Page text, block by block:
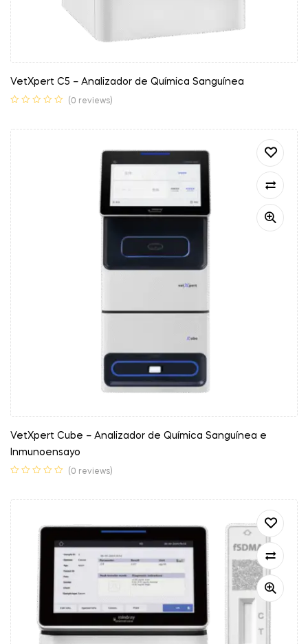
VetXpert C5 – Analizador de Química Sanguínea
(0 reviews)
VetXpert Cube – Analizador de Química Sanguínea e
Inmunoensayo
(0 reviews)